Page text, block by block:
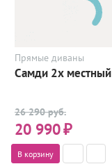
Прямые диваны
Самди 2х местный
26 290 руб.
20 990₽
В корзину